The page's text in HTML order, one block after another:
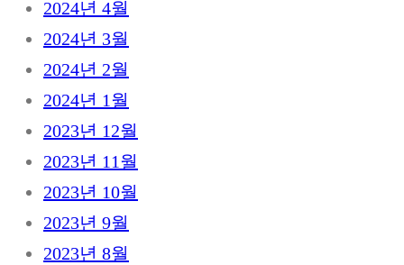
2024년 4월
2024년 3월
2024년 2월
2024년 1월
2023년 12월
2023년 11월
2023년 10월
2023년 9월
2023년 8월